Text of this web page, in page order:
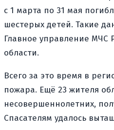
с 1 марта по 31 мая
шестерых детей. Такие
Главное управление МЧС
области.
Всего за это время в
пожара. Ещё 23 жителя
несовершеннолетних,
Спасателям удалось